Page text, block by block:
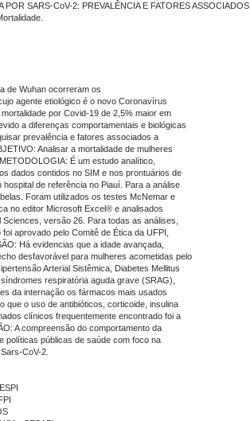
SARS-CoV-2: PREVALÊNCIA E FATORES ASSOCIADOS.
de Wuhan ocorreram os
agente etiológico é o novo Coronavírus
por Covid-19 de 2,5% maior em
a diferenças comportamentais e biológicas
prevalência e fatores associados a
Analisar a mortalidade de mulheres
É um estudo analítico,
dados contidos no SIM e nos prontuários de
de referência no Piauí. Para a análise
Foram utilizados os testes McNemar e
no editor Microsoft Excel® e analisados
versão 26. Para todas as análises,
aprovado pelo Comitê de Ética da UFPI,
Há evidencias que a idade avançada,
desfavorável para mulheres acometidas pelo
Arterial Sistêmica, Diabetes Mellitus
respiratória aguda grave (SRAG),
da internação os fármacos mais usados
que o uso de antibióticos, corticoide, insulina
clínicos frequentemente encontrado foi a
A compreensão do comportamento da
políticas públicas de saúde com foco na
CoV-2.